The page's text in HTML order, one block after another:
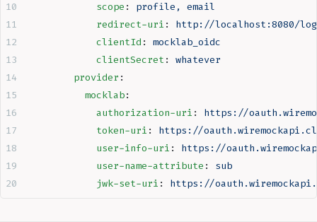
            scope
:
profile, email
            redirect-uri
:
http://localhost:8080/
            clientId
:
mocklab_oidc
            clientSecret
:
whatever
        provider
:
          mocklab
:
            authorization-uri
:
https://
            token-uri
:
https://
            user-info-uri
:
https://
            user-name-attribute
:
sub
            jwk-set-uri
: https://